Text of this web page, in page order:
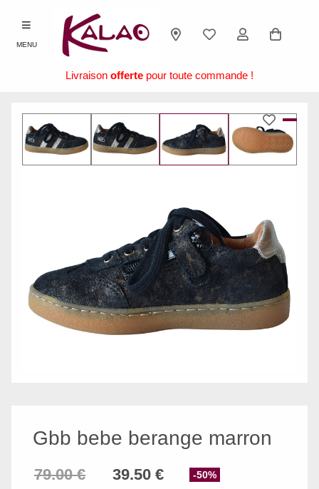
MENU
Livraison offerte pour toute commande !
Gbb bebe berange marron
-50%